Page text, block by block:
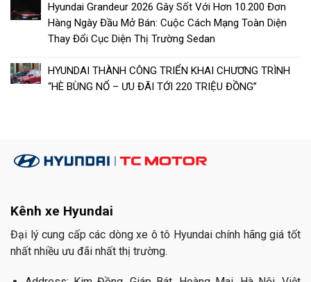
Hyundai Grandeur 2026 Gây Sốt Với Hơn 10.200 Đơn
Hàng Ngày Đầu Mở Bán: Cuộc Cách Mạng Toàn Diện
Thay Đổi Cục Diện Thị Trường Sedan
HYUNDAI THÀNH CÔNG TRIỂN KHAI CHƯƠNG TRÌNH
“HÈ BÙNG NỔ – ƯU ĐÃI TỚI 220 TRIỆU ĐỒNG”
Kênh xe Hyundai
Đại lý cung cấp các dòng xe ô tô Hyundai chính hãng giá tốt
nhất nhiều ưu đãi nhất thị trường.